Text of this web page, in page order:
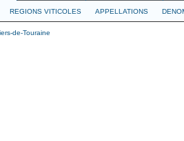
REGIONS VITICOLES APPELLATIONS
de-Touraine